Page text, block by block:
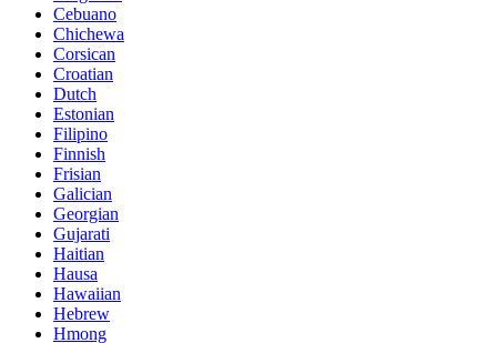
Cebuano
Chichewa
Corsican
Croatian
Dutch
Estonian
Filipino
Finnish
Frisian
Galician
Georgian
Gujarati
Haitian
Hausa
Hawaiian
Hebrew
Hmong